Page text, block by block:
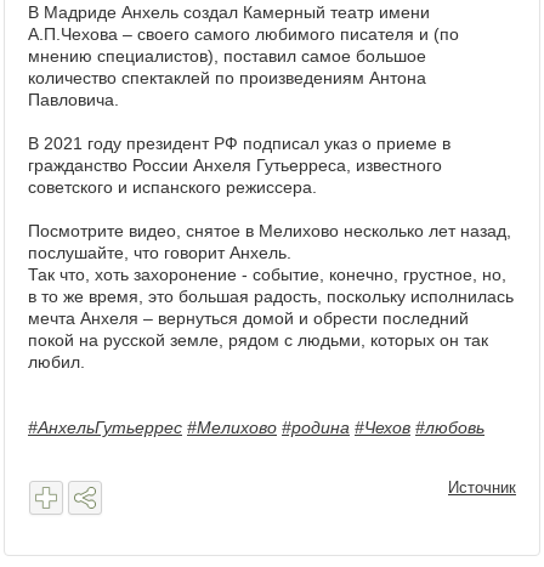
В Мадриде Анхель создал Камерный театр имени
А.П.Чехова – своего самого любимого писателя и (по
мнению специалистов), поставил самое большое
количество спектаклей по произведениям Антона
Павловича.
В 2021 году президент РФ подписал указ о приеме в
гражданство России Анхеля Гутьерреса, известного
советского и испанского режиссера.
Посмотрите видео, снятое в Мелихово несколько лет назад,
послушайте, что говорит Анхель.
Так что, хоть захоронение - событие, конечно, грустное, но,
в то же время, это большая радость, поскольку исполнилась
мечта Анхеля – вернуться домой и обрести последний
покой на русской земле, рядом с людьми, которых он так
любил.
#АнхельГутьеррес #Мелихово #родина #Чехов #любовь
Источник